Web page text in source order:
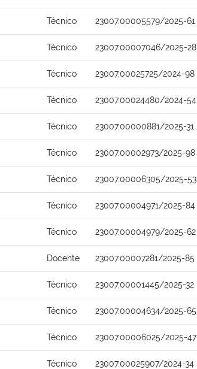
Técnico 23007.00005579/2025-61
Técnico 23007.00007046/2025-28
Técnico 23007.00025725/2024-98
Técnico 23007.00024480/2024-54
Técnico 23007.00000881/2025-31
Técnico 23007.00002973/2025-98
Técnico 23007.00006305/2025-53
Técnico 23007.00004971/2025-84
Técnico 23007.00004979/2025-62
Docente 23007.00007281/2025-85
Técnico 23007.00001445/2025-32
Técnico 23007.00004634/2025-65
Técnico 23007.00006025/2025-47
Técnico 23007.00025907/2024-34